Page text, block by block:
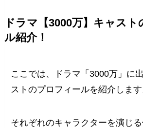
ドラマ【3000万】キャス
ル紹介！
ここでは、ドラマ「3000万」に
ストのプロフィールを紹介します
それぞれのキャラクターを演じ